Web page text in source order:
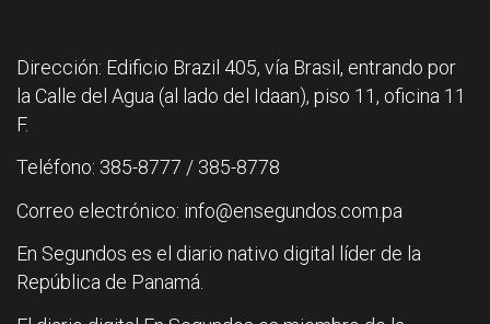
Dirección: Edificio Brazil 405, vía Brasil, entrando por
la Calle del Agua (al lado del Idaan), piso 11, oficina 11
F.
Teléfono: 385-8777 / 385-8778
Correo electrónico: info@ensegundos.com.pa
En Segundos es el diario nativo digital líder de la
República de Panamá.